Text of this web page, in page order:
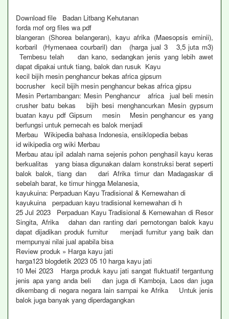
Download file Badan Litbang Kehutanan
forda mof org files wa pdf
blangeran (Shorea belangeran), kayu afrika (Maesopsis eminii),
korbaril (Hymenaea courbaril) dan (harga jual 3 3,5 juta m3)
Tembesu telah dan kano, sedangkan jenis yang lebih awet
dapat dipakai untuk tiang, balok dan rusuk Kayu
kecil bijih mesin penghancur bekas africa gipsum
bocrusher kecil bijih mesin penghancur bekas africa gipsu
Mesin Pertambangan: Mesin Penghancur africa jual beli mesin
crusher batu bekas bijih besi menghancurkan Mesin gypsum
buatan kayu pdf Gipsum mesin Mesin penghancur es yang
berfungsi untuk pemecah es balok menjadi
Merbau Wikipedia bahasa Indonesia, ensiklopedia bebas
id wikipedia org wiki Merbau
Merbau atau ipil adalah nama sejenis pohon penghasil kayu keras
berkualitas yang biasa digunakan dalam konstruksi berat seperti
balok balok, tiang dan dari Afrika timur dan Madagaskar di
sebelah barat, ke timur hingga Melanesia,
kayukuina: Perpaduan Kayu Tradisional & Kemewahan di
kayukuina perpaduan kayu tradisional kemewahan di h
25 Jul 2023 Perpaduan Kayu Tradisional & Kemewahan di Resor
Singita, Afrika dahan dan ranting dari pemotongan balok kayu
dapat dijadikan produk furnitur menjadi furnitur yang baik dan
mempunyai nilai jual apabila bisa
Review produk » Harga kayu jati
harga123 blogdetik 2023 05 10 harga kayu jati
10 Mei 2023 Harga produk kayu jati sangat fluktuatif tergantung
jenis apa yang anda beli dan juga di Kamboja, Laos dan juga
dikembang di negara negara lain sampai ke Afrika Untuk jenis
balok juga banyak yang diperdagangkan